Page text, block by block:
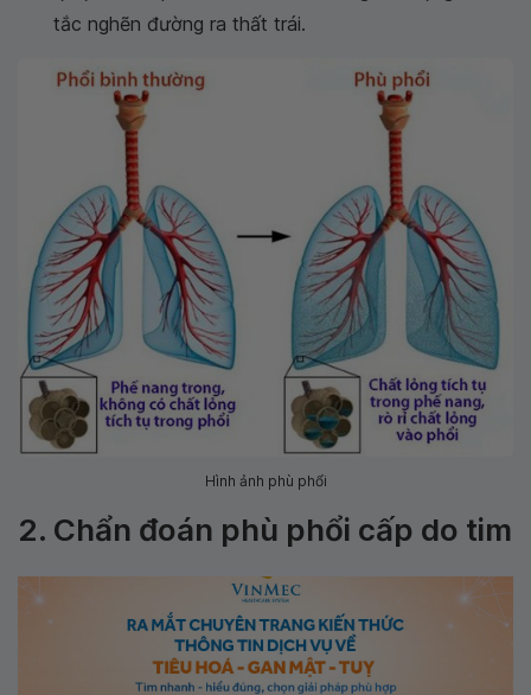
tắc nghẽn đường ra thất trái.
Hình ảnh phù phổi
2. Chẩn đoán phù phổi cấp do tim